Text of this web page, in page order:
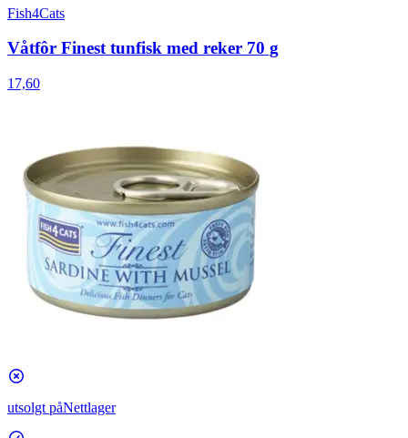
Fish4Cats
Våtfôr Finest tunfisk med reker 70 g
17,60
utsolgt påNettlager